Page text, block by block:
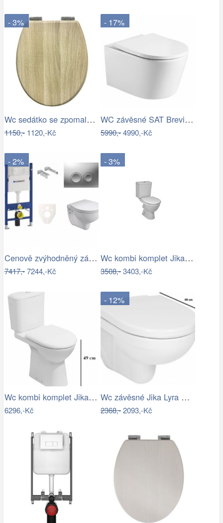
- 3%
Wc sedátko se zpomalovacím mechanismem…
1150,-1120,-Kč
- 17%
WC závěsné SAT Brevis včetně prkénka…
5990,-4990,-Kč
- 2%
Cenově zvýhodněný závěsný WC set…
7417,-7244,-Kč
- 3%
Wc kombi komplet Jika Lyra Plus zadní…
3508,-3403,-Kč
Wc kombi komplet Jika Deep spodní odpad…
6296,-Kč
- 12%
Wc závěsné Jika Lyra Plus zadní odpad…
2368,-2093,-Kč